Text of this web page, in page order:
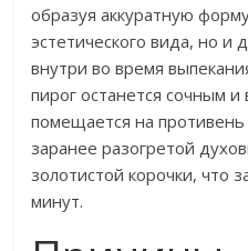
образуя аккуратную
эстетического вида, но и
внутри во время
пирог останется сочным
помещается на противень
заранее разогретой
золотистой корочки, что
минут.